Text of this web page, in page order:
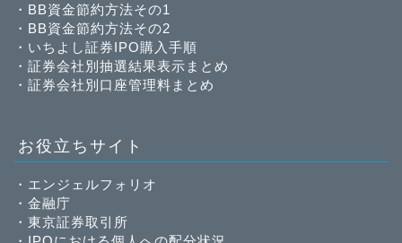
・ BB資金節約方法その1
・ BB資金節約方法その2
・ いちよし証券IPO購入手順
・ 証券会社別抽選結果表示まとめ
・ 証券会社別口座管理料まとめ
お役立ちサイト
・ エンジェルフォリオ
・ 金融庁
・ 東京証券取引所